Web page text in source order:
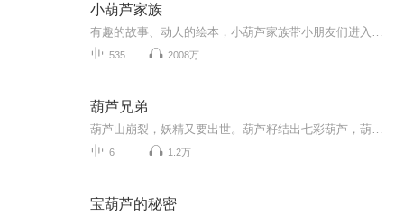
小葫芦家族
535 2008万
葫芦兄弟
6 1.2万
宝葫芦的秘密